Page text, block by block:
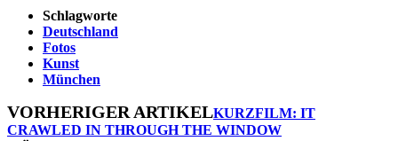
Schlagworte
Deutschland
Fotos
Kunst
München
VORHERIGER ARTIKELKURZFILM: IT
CRAWLED IN THROUGH THE WINDOW